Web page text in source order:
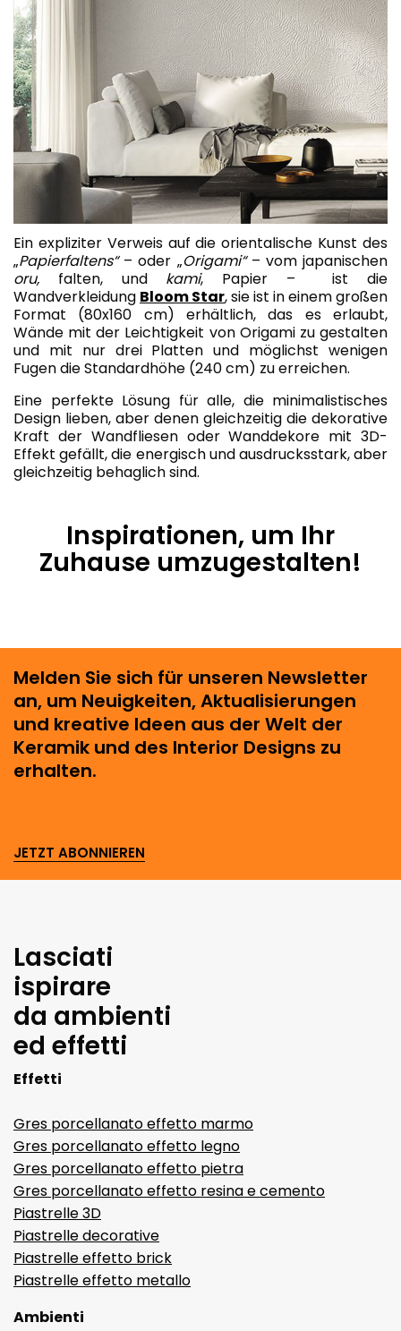
Ein expliziter Verweis auf die orientalische Kunst des
„Papierfaltens“ – oder „Origami“– vom japanischen
oru, falten, und kami, Papier – ist die
Wandverkleidung Bloom Star, sie ist in einem großen
Format (80x160 cm) erhältlich, das es erlaubt,
Wände mit der Leichtigkeit von Origami zu gestalten
und mit nur drei Platten und möglichst wenigen
Fugen die Standardhöhe (240 cm) zu erreichen.
Eine perfekte Lösung für alle, die minimalistisches
Design lieben, aber denen gleichzeitig die dekorative
Kraft der Wandfliesen oder Wanddekore mit 3D-
Effekt gefällt, die energisch und ausdrucksstark, aber
gleichzeitig behaglich sind.
Inspirationen, um Ihr
Zuhause umzugestalten!
Melden Sie sich für unseren Newsletter
an, um Neuigkeiten, Aktualisierungen
und kreative Ideen aus der Welt der
Keramik und des Interior Designs zu
erhalten.
JETZT ABONNIEREN
Lasciati
ispirare
da ambienti
ed effetti
Effetti
Gres porcellanato effetto marmo
Gres porcellanato effetto legno
Gres porcellanato effetto pietra
Gres porcellanato effetto resina e cemento
Piastrelle 3D
Piastrelle decorative
Piastrelle effetto brick
Piastrelle effetto metallo
Ambienti